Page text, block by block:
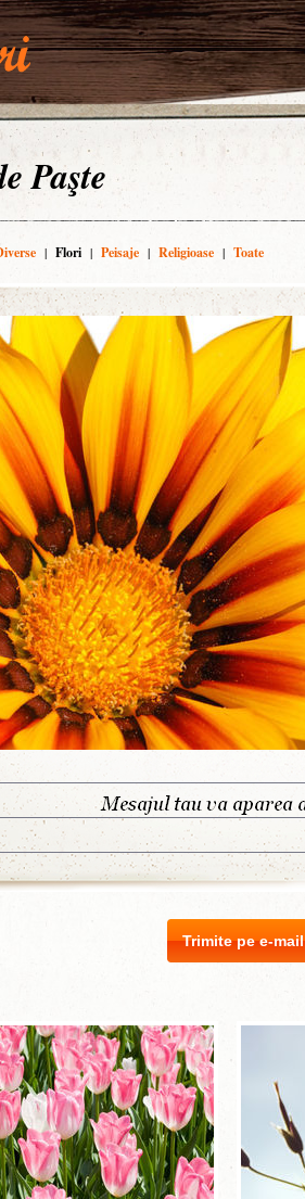
Paşte
| Flori | Peisaje | Religioase | Toate
Trimite pe e-mail